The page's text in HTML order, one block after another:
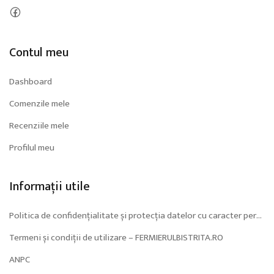
Contul meu
Dashboard
Comenzile mele
Recenziile mele
Profilul meu
Informații utile
Politica de confidențialitate și protecția datelor cu caracter personal (GDPR)
Termeni și condiții de utilizare – FERMIERULBISTRITA.RO
ANPC